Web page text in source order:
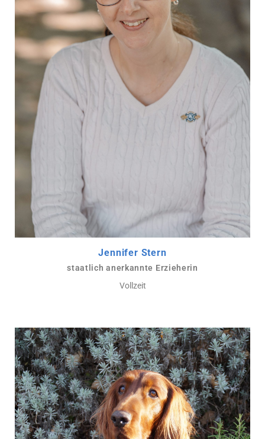
Jennifer Stern
staatlich anerkannte Erzieherin
Vollzeit